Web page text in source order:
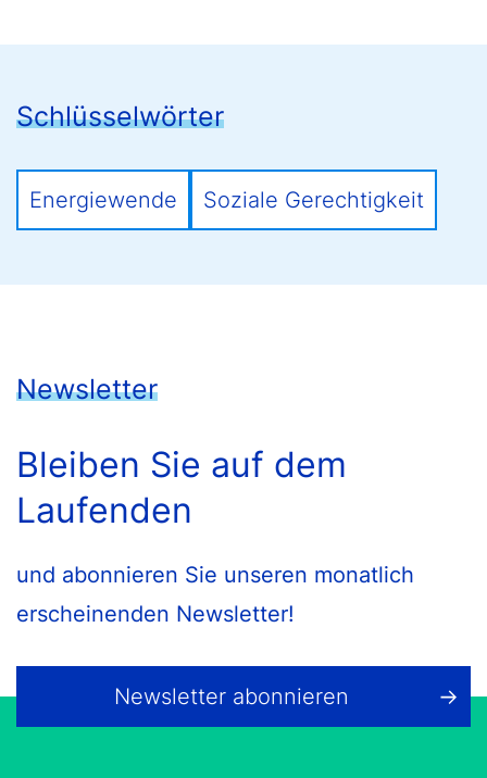
Schlüsselwörter
Energiewende Soziale Gerechtigkeit
Newsletter
Bleiben Sie auf dem
Laufenden
und abonnieren Sie unseren monatlich
erscheinenden Newsletter!
Newsletter abonnieren